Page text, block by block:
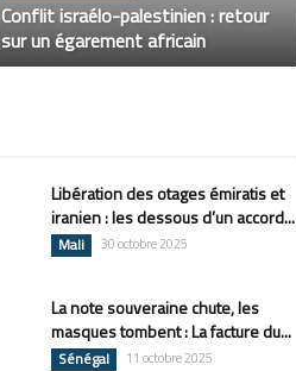
Conflit israélo-palestinien : retour
sur un égarement africain
Libération des otages émiratis et
iranien : les dessous d’un accord...
Mali 30 octobre 2025
La note souveraine chute, les
masques tombent : La facture du...
Sénégal 11 octobre 2025